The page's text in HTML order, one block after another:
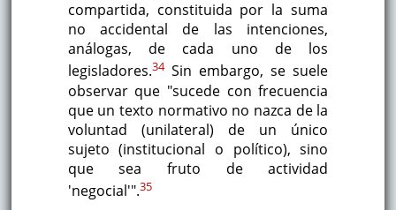
compartida, constituida por la suma
no accidental de las intenciones,
análogas, de cada uno de los
legisladores.34Sin embargo, se suele
observar que "sucede con frecuencia
que un texto normativo no nazca de la
voluntad (unilateral) de un único
sujeto (institucional o político), sino
que sea fruto de actividad
'negocial'".35